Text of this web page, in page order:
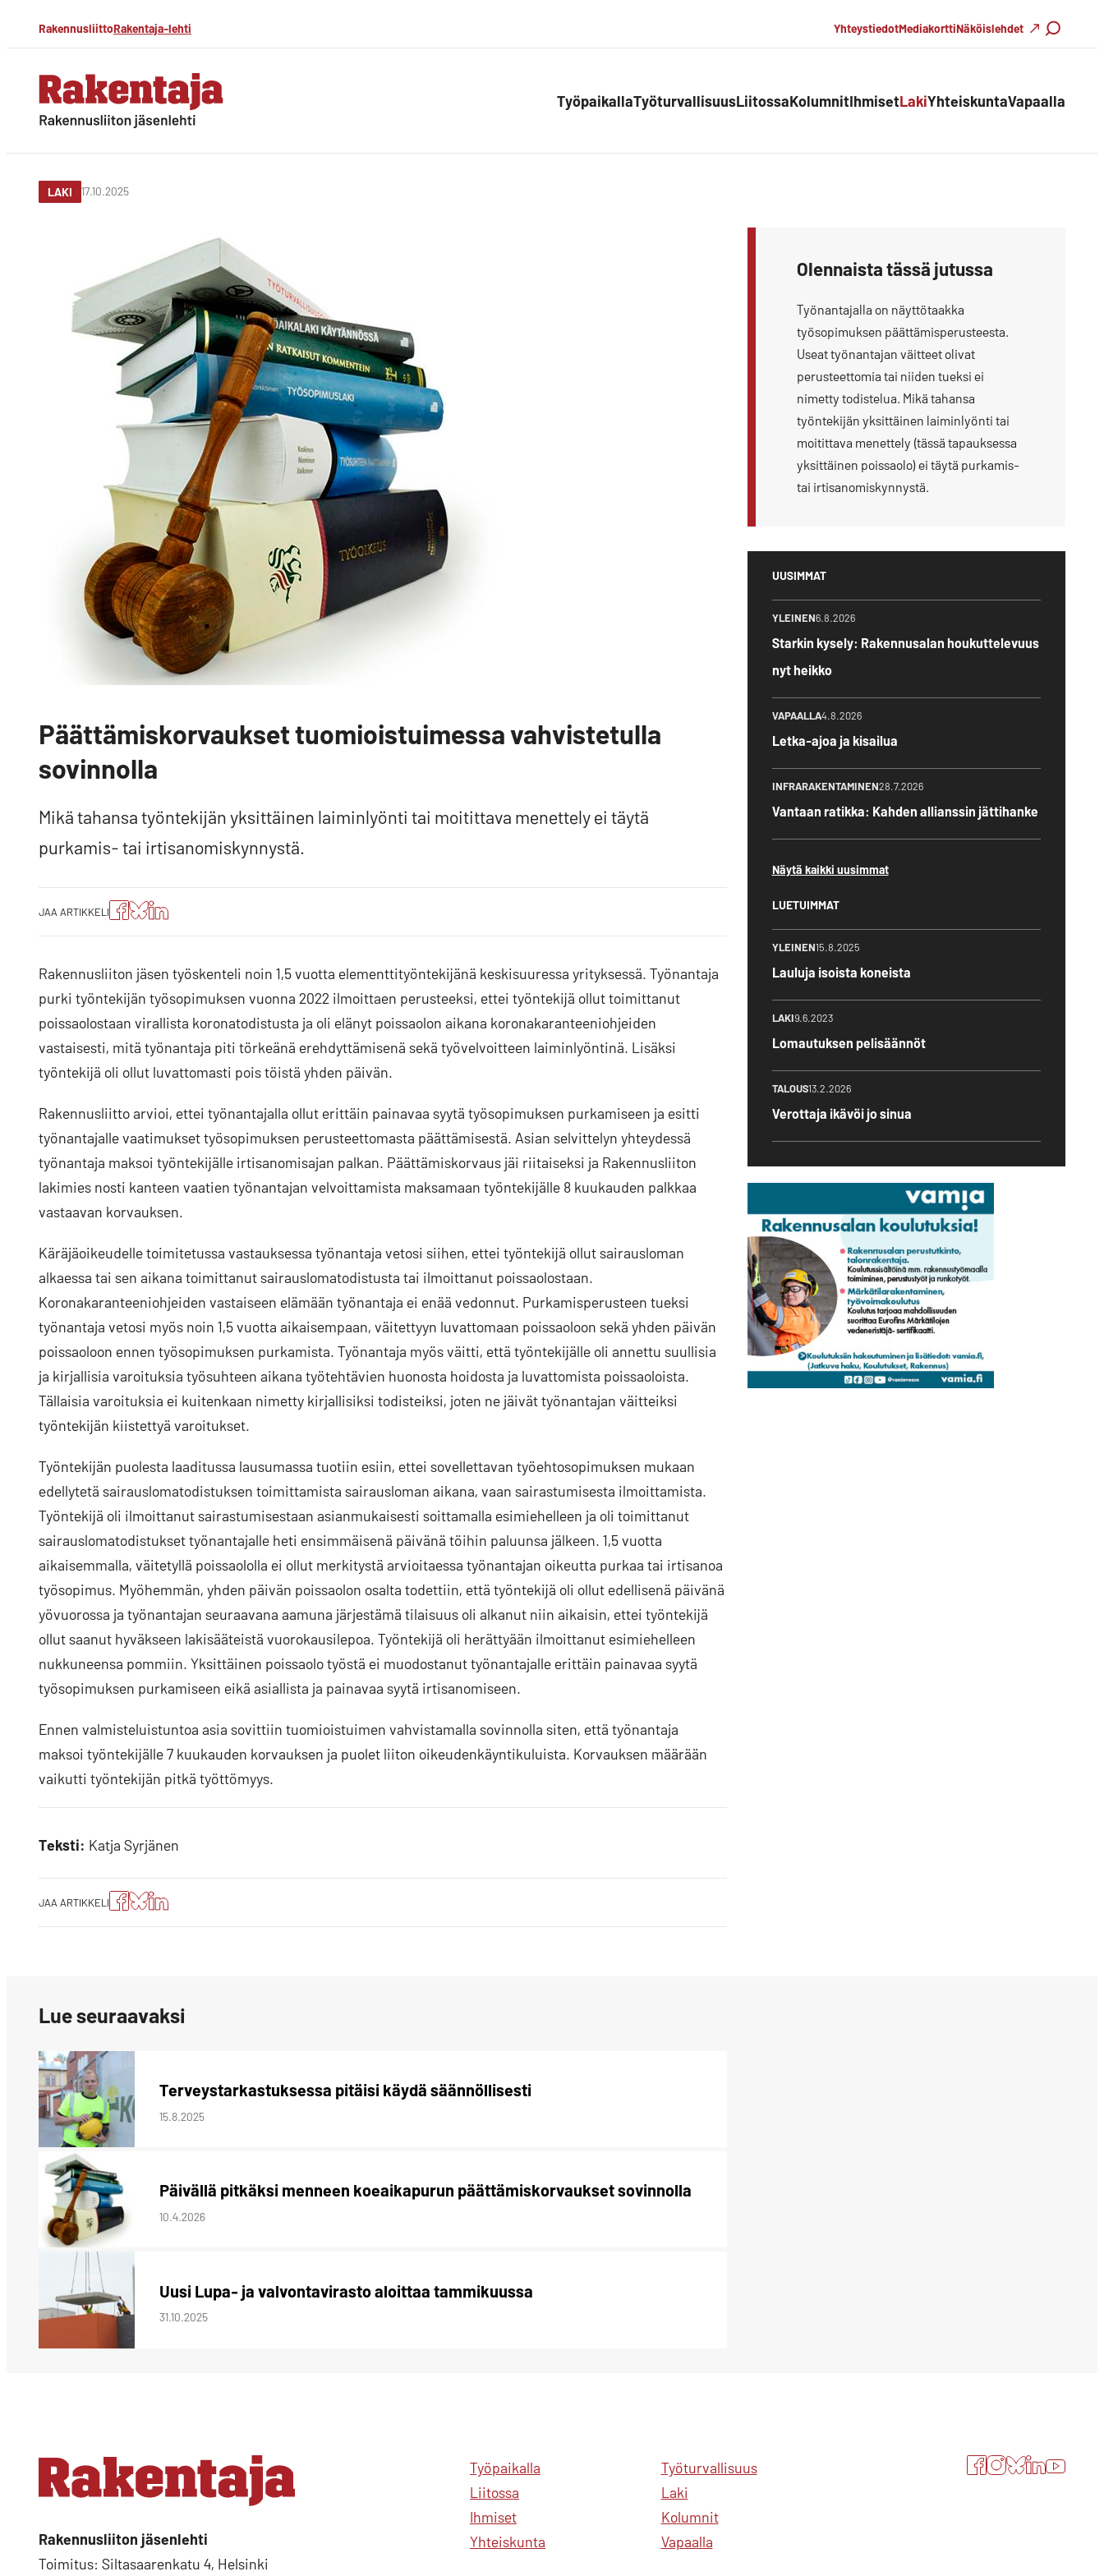
Siirry
suoraan
sisältöön
RakennusliittoRakentaja-lehti YhteystiedotMediakorttiNäköislehdet
Haku
Rakentaja-lehti TyöpaikallaTyöturvallisuusLiitossaKolumnitIhmisetLakiYhteiskuntaVapaalla
LAKI 17.10.2025
Päättämiskorvaukset tuomioistuimessa vahvistetulla
sovinnolla
Mikä tahansa työntekijän yksittäinen laiminlyönti tai moitittava menettely ei täytä
purkamis- tai irtisanomiskynnystä.
JAA ARTIKKELI
JaaJaaJako:
Rakennusliiton jäsen työskenteli noin 1,5 vuotta elementtityöntekijänä keskisuuressa yrityksessä. Työnantaja
purki työntekijän työsopimuksen vuonna 2022 ilmoittaen perusteeksi, ettei työntekijä ollut toimittanut
poissaolostaan virallista koronatodistusta ja oli elänyt poissaolon aikana koronakaranteeniohjeiden
vastaisesti, mitä työnantaja piti törkeänä erehdyttämisenä sekä työvelvoitteen laiminlyöntinä. Lisäksi
työntekijä oli ollut luvattomasti pois töistä yhden päivän.
Rakennusliitto arvioi, ettei työnantajalla ollut erittäin painavaa syytä työsopimuksen purkamiseen ja esitti
työnantajalle vaatimukset työsopimuksen perusteettomasta päättämisestä. Asian selvittelyn yhteydessä
työnantaja maksoi työntekijälle irtisanomisajan palkan. Päättämiskorvaus jäi riitaiseksi ja Rakennusliiton
lakimies nosti kanteen vaatien työnantajan velvoittamista maksamaan työntekijälle 8 kuukauden palkkaa
vastaavan korvauksen.
Käräjäoikeudelle toimitetussa vastauksessa työnantaja vetosi siihen, ettei työntekijä ollut sairausloman
alkaessa tai sen aikana toimittanut sairauslomatodistusta tai ilmoittanut poissaolostaan.
Koronakaranteeniohjeiden vastaiseen elämään työnantaja ei enää vedonnut. Purkamisperusteen tueksi
työnantaja vetosi myös noin 1,5 vuotta aikaisempaan, väitettyyn luvattomaan poissaoloon sekä yhden päivän
poissaoloon ennen työsopimuksen purkamista. Työnantaja myös väitti, että työntekijälle oli annettu suullisia
ja kirjallisia varoituksia työsuhteen aikana työtehtävien huonosta hoidosta ja luvattomista poissaoloista.
Tällaisia varoituksia ei kuitenkaan nimetty kirjallisiksi todisteiksi, joten ne jäivät työnantajan väitteiksi
työntekijän kiistettyä varoitukset.
Työntekijän puolesta laaditussa lausumassa tuotiin esiin, ettei sovellettavan työehtosopimuksen mukaan
edellytetä sairauslomatodistuksen toimittamista sairausloman aikana, vaan sairastumisesta ilmoittamista.
Työntekijä oli ilmoittanut sairastumisestaan asianmukaisesti soittamalla esimiehelleen ja oli toimittanut
sairauslomatodistukset työnantajalle heti ensimmäisenä päivänä töihin paluunsa jälkeen. 1,5 vuotta
aikaisemmalla, väitetyllä poissaololla ei ollut merkitystä arvioitaessa työnantajan oikeutta purkaa tai irtisanoa
työsopimus. Myöhemmän, yhden päivän poissaolon osalta todettiin, että työntekijä oli ollut edellisenä päivänä
yövuorossa ja työnantajan seuraavana aamuna järjestämä tilaisuus oli alkanut niin aikaisin, ettei työntekijä
ollut saanut hyväkseen lakisääteistä vuorokausilepoa. Työntekijä oli herättyään ilmoittanut esimiehelleen
nukkuneensa pommiin. Yksittäinen poissaolo työstä ei muodostanut työnantajalle erittäin painavaa syytä
työsopimuksen purkamiseen eikä asiallista ja painavaa syytä irtisanomiseen.
Ennen valmisteluistuntoa asia sovittiin tuomioistuimen vahvistamalla sovinnolla siten, että työnantaja
maksoi työntekijälle 7 kuukauden korvauksen ja puolet liiton oikeudenkäyntikuluista. Korvauksen määrään
vaikutti työntekijän pitkä työttömyys.
Teksti: Katja Syrjänen
JAA ARTIKKELI
JaaJaaJako:
Olennaista tässä jutussa
Työnantajalla on näyttötaakka
työsopimuksen päättämisperusteesta.
Useat työnantajan väitteet olivat
perusteettomia tai niiden tueksi ei
nimetty todistelua. Mikä tahansa
työntekijän yksittäinen laiminlyönti tai
moitittava menettely (tässä tapauksessa
yksittäinen poissaolo) ei täytä purkamis-
tai irtisanomiskynnystä.
UUSIMMAT
YLEINEN6.8.2026
Starkin kysely: Rakennusalan houkuttelevuus
nyt heikko
VAPAALLA4.8.2026
Letka-ajoa ja kisailua
INFRARAKENTAMINEN28.7.2026
Vantaan ratikka: Kahden allianssin jättihanke
Näytä kaikki uusimmat
LUETUIMMAT
YLEINEN15.8.2025
Lauluja isoista koneista
LAKI9.6.2023
Lomautuksen pelisäännöt
TALOUS13.2.2026
Verottaja ikävöi jo sinua
Lue seuraavaksi
Terveystarkastuksessa pitäisi käydä säännöllisesti
15.8.2025
Päivällä pitkäksi menneen koeaikapurun päättämiskorvaukset sovinnolla
10.4.2026
Uusi Lupa- ja valvontavirasto aloittaa tammikuussa
31.10.2025
Rakennusliiton jäsenlehti
Toimitus: Siltasaarenkatu 4, Helsinki
Työpaikalla
Liitossa
Ihmiset
Yhteiskunta
Työturvallisuus
Laki
Kolumnit
Vapaalla
Facebook
Instagram
Bluesky
LinkedIn
YouTube